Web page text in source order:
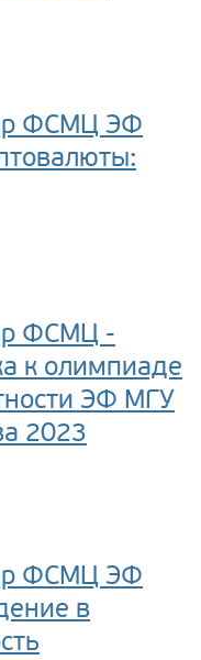
ФСМЦ ЭФ
ФСМЦ -
к олимпиаде
ЭФ МГУ
2023
ФСМЦ ЭФ
в